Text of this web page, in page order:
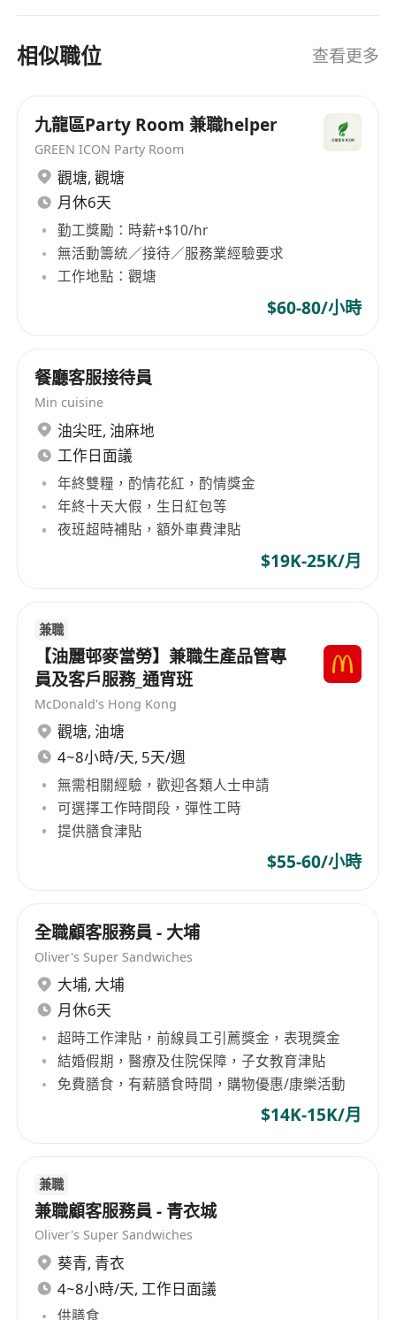
rewards and recognition for its employees.
importance on a diverse corporate culture and
talent development, offering learning and
professional growth opportunities to employees
from various backgrounds and educational
levels. MHK Restaurants Limited believes that
through this diversified approach, it can foster
personal growth among employees and bring
about more innovation and development for the
相似職位 查看更多
九龍區Party Room 兼職helper
GREEN ICON Party Room
觀塘, 觀塘
月休6天
勤工獎勵：時薪+$10/hr
無活動籌統／接待／服務業經驗要求
工作地點：觀塘
$60-80/小時
餐廳客服接待員
Min cuisine
油尖旺, 油麻地
工作日面議
年終雙糧，酌情花紅，酌情獎金
年終十天大假，生日紅包等
夜班超時補貼，額外車費津貼
$19K-25K/月
兼職
【油麗邨麥當勞】兼職生產品管專
員及客戶服務_通宵班
McDonald's Hong Kong
觀塘, 油塘
4~8小時/天, 5天/週
無需相關經驗，歡迎各類人士申請
可選擇工作時間段，彈性工時
提供膳食津貼
$55-60/小時
全職顧客服務員 - 大埔
Oliver's Super Sandwiches
大埔, 大埔
月休6天
超時工作津貼，前線員工引薦獎金，表現獎金
結婚假期，醫療及住院保障，子女教育津貼
免費膳食，有薪膳食時間，購物優惠/康樂活動
$14K-15K/月
兼職
兼職顧客服務員 - 青衣城
Oliver's Super Sandwiches
葵青, 青衣
4~8小時/天, 工作日面議
供膳食